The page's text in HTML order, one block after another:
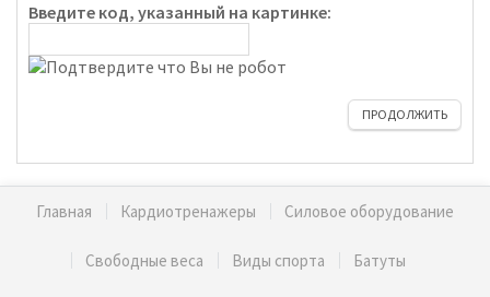
Введите код, указанный на картинке:
ПРОДОЛЖИТЬ
Главная Кардиотренажеры Силовое оборудование
Свободные веса Виды спорта Батуты